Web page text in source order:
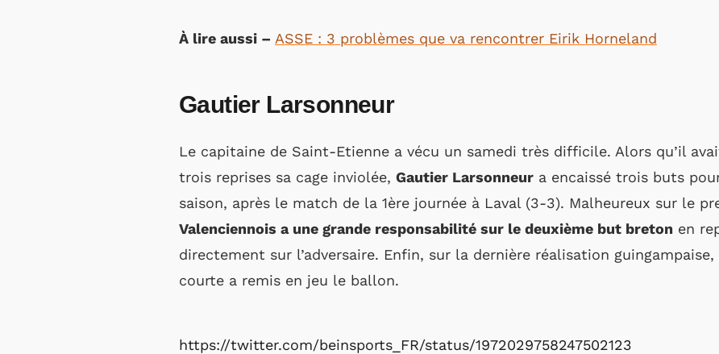
À lire aussi – ASSE : 3 problèmes que va rencontrer Eirik Horneland
Gautier Larsonneur
Le capitaine de Saint-Etienne a vécu un samedi très difficile. Alors qu’il
trois reprises sa cage inviolée, Gautier Larsonneur a encaissé trois buts
saison, après le match de la 1ère journée à Laval (3-3). Malheureux sur le
Valenciennois a une grande responsabilité sur le deuxième but breton en
directement sur l’adversaire. Enfin, sur la dernière réalisation
courte a remis en jeu le ballon.
https://twitter.com/beinsports_FR/status/1972029758247502123